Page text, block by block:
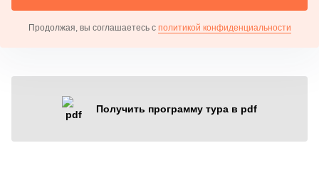
Продолжая, вы соглашаетесь с политикой конфиденциальности
Получить программу тура в pdf